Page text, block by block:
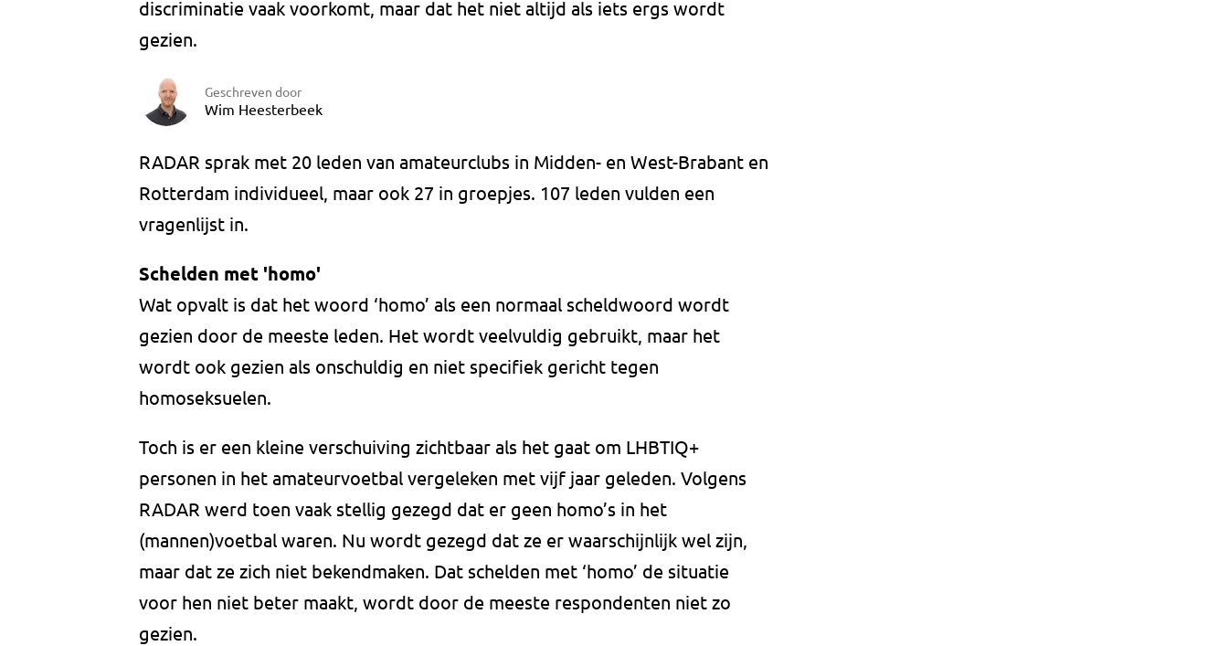
discriminatie vaak voorkomt, maar dat het niet altijd als iets ergs wordt
gezien.
Geschreven door
Wim Heesterbeek
RADAR sprak met 20 leden van amateurclubs in Midden- en West-Brabant en
Rotterdam individueel, maar ook 27 in groepjes. 107 leden vulden een
vragenlijst in.
Schelden met 'homo'
Wat opvalt is dat het woord ‘homo’ als een normaal scheldwoord wordt
gezien door de meeste leden. Het wordt veelvuldig gebruikt, maar het
wordt ook gezien als onschuldig en niet specifiek gericht tegen
homoseksuelen.
Toch is er een kleine verschuiving zichtbaar als het gaat om LHBTIQ+
personen in het amateurvoetbal vergeleken met vijf jaar geleden. Volgens
RADAR werd toen vaak stellig gezegd dat er geen homo’s in het
(mannen)voetbal waren. Nu wordt gezegd dat ze er waarschijnlijk wel zijn,
maar dat ze zich niet bekendmaken. Dat schelden met ‘homo’ de situatie
voor hen niet beter maakt, wordt door de meeste respondenten niet zo
gezien.